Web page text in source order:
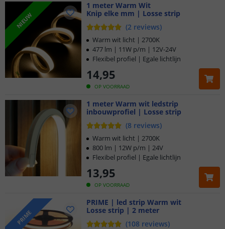
NIEUW
1 meter Warm Wit
Knip elke mm | Losse strip
(2 reviews)
OP VOORRAAD
14,95
Warm wit licht | 2700K
477 lm | 11W p/m | 12V-24V
Flexibel profiel | Egale lichtlijn
1 meter Warm wit ledstrip
inbouwprofiel | Losse strip
(8 reviews)
OP VOORRAAD
13,95
Warm wit licht | 2700K
800 lm | 12W p/m | 24V
Flexibel profiel | Egale lichtlijn
PRIME
PRIME | led strip Warm wit
Losse strip | 2 meter
(108 reviews)